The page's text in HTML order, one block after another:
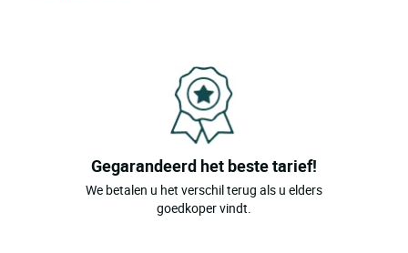
Gegarandeerd het beste tarief!
We betalen u het verschil terug als u elders
goedkoper vindt.